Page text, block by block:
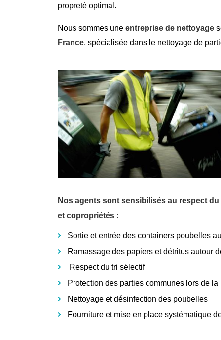
propreté optimal.
Nous sommes une entreprise de nettoyage
France, spécialisée dans le nettoyage de
Nos agents sont sensibilisés au respect
et copropriétés :
Sortie et entrée des containers poubelles
Ramassage des papiers et détritus autour
Respect du tri sélectif
Protection des parties communes lors de
Nettoyage et désinfection des poubelles
Fourniture et mise en place systématique